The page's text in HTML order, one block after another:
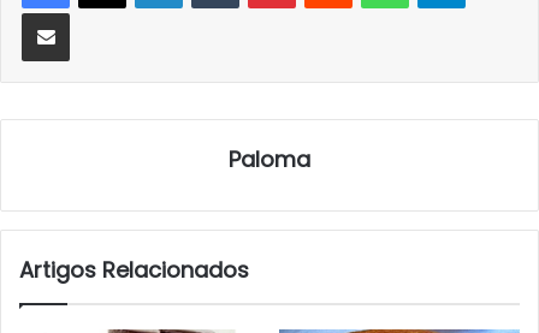
Partilhar Via Email
Paloma
Artigos Relacionados